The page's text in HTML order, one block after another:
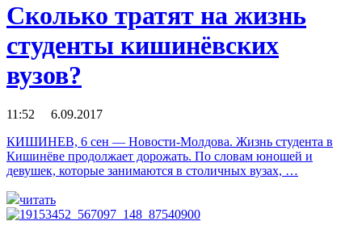
Сколько тратят на жизнь
студенты кишинёвских
вузов?
11:52 6.09.2017
КИШИНЕВ, 6 сен — Новости-Молдова. Жизнь студента в
Кишинёве продолжает дорожать. По словам юношей и
девушек, которые занимаются в столичных вузах, …
читать